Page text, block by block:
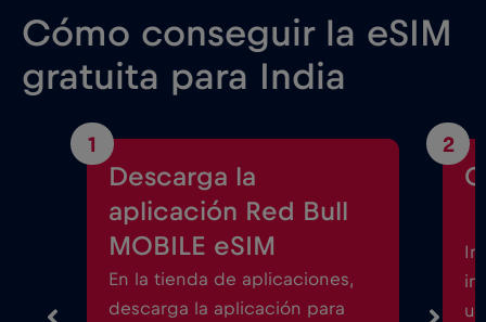
Cómo conseguir la eSIM
gratuita para India
1
Descarga la
aplicación Red Bull
MOBILE eSIM
En la tienda de aplicaciones,
descarga la aplicación para
2